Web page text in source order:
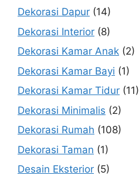
Dekorasi Dapur (14)
Dekorasi Interior (8)
Dekorasi Kamar Anak (2)
Dekorasi Kamar Bayi (1)
Dekorasi Kamar Tidur (11)
Dekorasi Minimalis (2)
Dekorasi Rumah (108)
Dekorasi Taman (1)
Desain Eksterior (5)